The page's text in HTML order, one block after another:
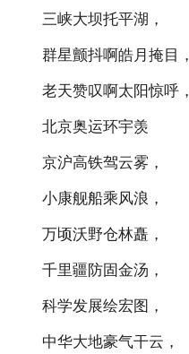
三峡大坝托平湖，
群星颤抖啊皓月掩目，
老天赞叹啊太阳惊呼，
北京奥运环宇羡
京沪高铁驾云雾，
小康舰船乘风浪，
万顷沃野仓林矗，
千里疆防固金汤，
科学发展绘宏图，
中华大地豪气干云，